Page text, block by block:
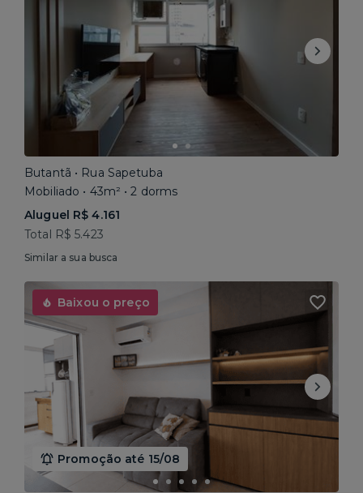
Butantã • Rua Sapetuba
Mobiliado • 43m² • 2 dorms
Aluguel R$ 4.161
Total R$ 5.423
Similar a sua busca
Baixou o preço
Promoção até 15/08